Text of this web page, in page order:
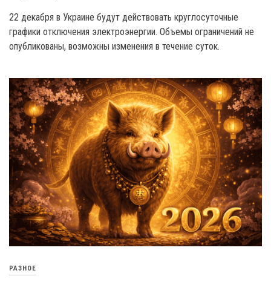
22 декабря в Украине будут действовать круглосуточные
графики отключения электроэнергии. Объемы ограничений не
опубликованы, возможны изменения в течение суток.
РАЗНОЕ